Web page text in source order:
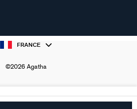
FRANCE
©2026 Agatha